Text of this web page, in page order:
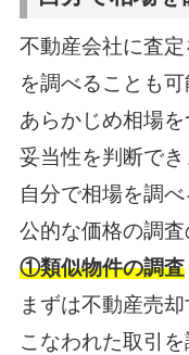
不動産会社に査
を調べることも可
あらかじめ相場
妥当性を判断でき
自分で相場を調
公的な価格の調査
①類似物件の調査
まずは不動産売
こなわれた取引を